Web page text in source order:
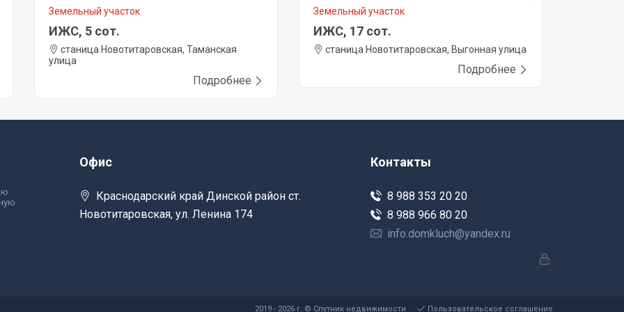
Земельный участок
ИЖС, 5 сот.
станица Новотитаровская, Таманская
улица
Подробнее
Земельный участок
ИЖС, 17 сот.
станица Новотитаровская, Выгонная улица
Подробнее
Офис
Краснодарский край Динской район ст.
Новотитаровская, ул. Ленина 174
Контакты
8 988 353 20 20
8 988 966 80 20
info.domkluch@yandex.ru
2019 - 2026 г. © Спутник недвижимости Пользовательское соглашение